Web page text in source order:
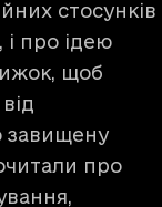
стосунків
і про ідею
щоб
завищену
про